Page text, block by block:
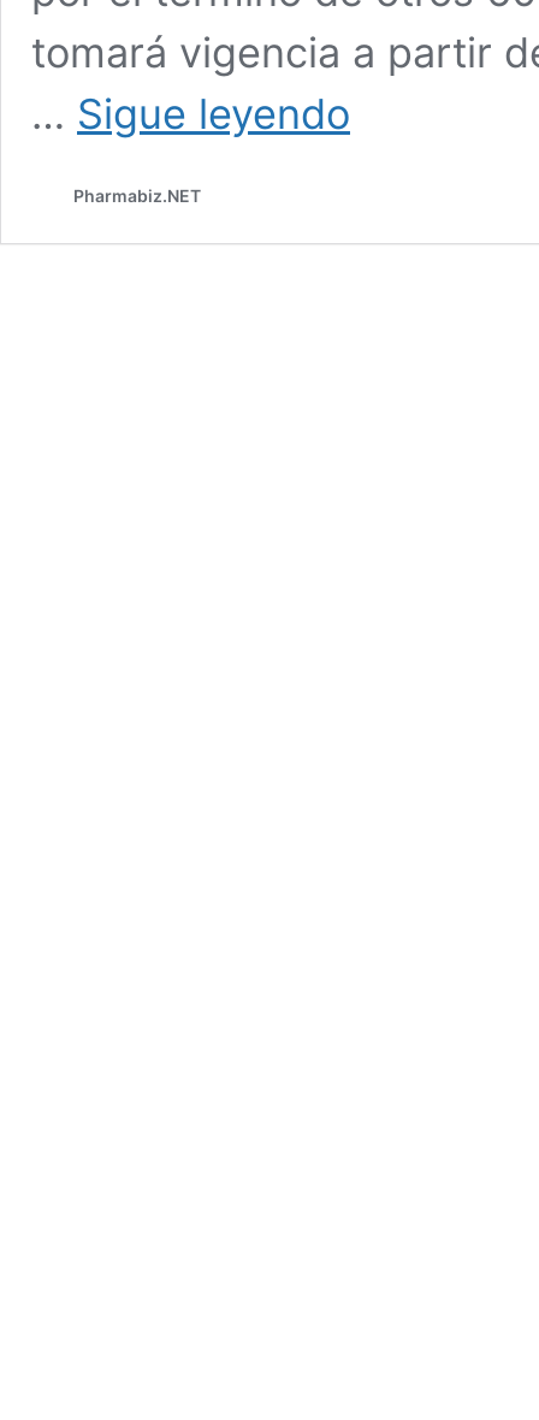
tomará vigencia a partir
… Sigue leyendo
Pharmabiz.NET